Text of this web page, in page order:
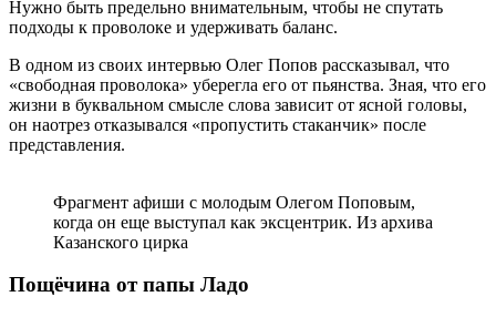
Нужно быть предельно внимательным, чтобы не спутать
подходы к проволоке и удерживать баланс.
В одном из своих интервью Олег Попов рассказывал, что
«свободная проволока» уберегла его от пьянства. Зная, что его
жизни в буквальном смысле слова зависит от ясной головы,
он наотрез отказывался «пропустить стаканчик» после
представления.
Фрагмент афиши с молодым Олегом Поповым,
когда он еще выступал как эксцентрик. Из архива
Казанского цирка
Пощёчина от папы Ладо